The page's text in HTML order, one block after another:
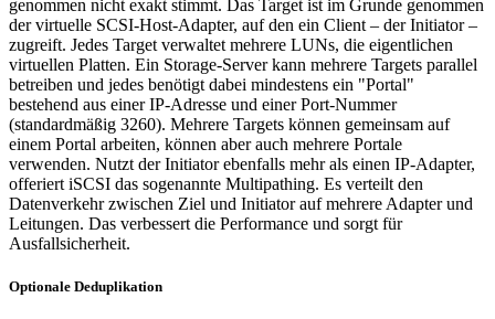
genommen nicht exakt stimmt. Das Target ist im Grunde genommen
der virtuelle SCSI-Host-Adapter, auf den ein Client – der Initiator –
zugreift. Jedes Target verwaltet mehrere LUNs, die eigentlichen
virtuellen Platten. Ein Storage-Server kann mehrere Targets parallel
betreiben und jedes benötigt dabei mindestens ein "Portal"
bestehend aus einer IP-Adresse und einer Port-Nummer
(standardmäßig 3260). Mehrere Targets können gemeinsam auf
einem Portal arbeiten, können aber auch mehrere Portale
verwenden. Nutzt der Initiator ebenfalls mehr als einen IP-Adapter,
offeriert iSCSI das sogenannte Multipathing. Es verteilt den
Datenverkehr zwischen Ziel und Initiator auf mehrere Adapter und
Leitungen. Das verbessert die Performance und sorgt für
Ausfallsicherheit.
Optionale Deduplikation